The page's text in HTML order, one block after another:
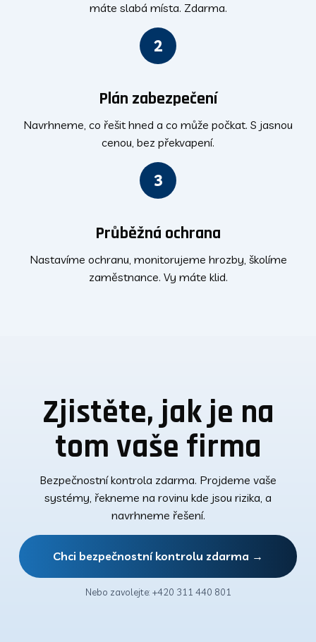
máte slabá místa. Zdarma.
2
Plán zabezpečení
Navrhneme, co řešit hned a co může počkat. S jasnou
cenou, bez překvapení.
3
Průběžná ochrana
Nastavíme ochranu, monitorujeme hrozby, školíme
zaměstnance. Vy máte klid.
Zjistěte, jak je na
tom vaše firma
Bezpečnostní kontrola zdarma. Projdeme vaše
systémy, řekneme na rovinu kde jsou rizika, a
navrhneme řešení.
Chci bezpečnostní kontrolu zdarma →
Nebo zavolejte: +420 311 440 801